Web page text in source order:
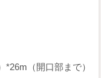
（開口部まで）